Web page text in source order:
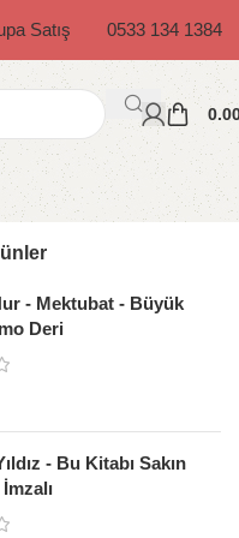
Satış 0533 134 1384
- Mektubat - Büyük
Deri
- Bu Kitabı Sakın